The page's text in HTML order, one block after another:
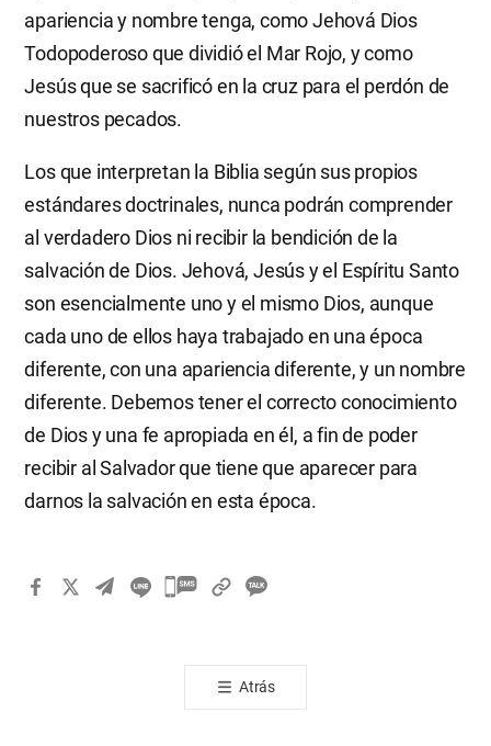
apariencia y nombre tenga, como Jehová Dios
Todopoderoso que dividió el Mar Rojo, y como
Jesús que se sacrificó en la cruz para el perdón de
nuestros pecados.
Los que interpretan la Biblia según sus propios
estándares doctrinales, nunca podrán comprender
al verdadero Dios ni recibir la bendición de la
salvación de Dios. Jehová, Jesús y el Espíritu Santo
son esencialmente uno y el mismo Dios, aunque
cada uno de ellos haya trabajado en una época
diferente, con una apariencia diferente, y un nombre
diferente. Debemos tener el correcto conocimiento
de Dios y una fe apropiada en él, a fin de poder
recibir al Salvador que tiene que aparecer para
darnos la salvación en esta época.
카
톡
공
Atrás